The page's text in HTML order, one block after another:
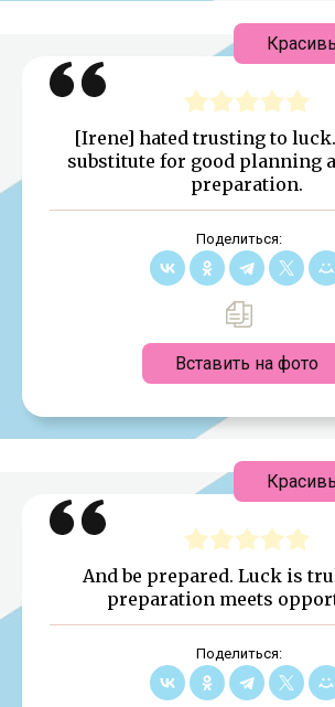
[Irene] hated trusting to
substitute for good planning
preparation.
Поделиться:
Вставить на фото
And be prepared. Luck is
preparation meets
Поделиться: